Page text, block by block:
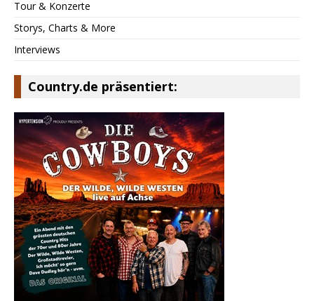
Tour & Konzerte
Storys, Charts & More
Interviews
Country.de präsentiert: